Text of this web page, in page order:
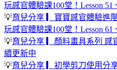
玩感官體驗課100堂！Lesson 51
💡育兒分享 ▎寶寶感官體驗進
玩感官體驗課100堂！Lesson 61
💡育兒分享 ▎顏料畫具系列 感
續更新中
💡育兒分享 ▎初學剪刀使用分